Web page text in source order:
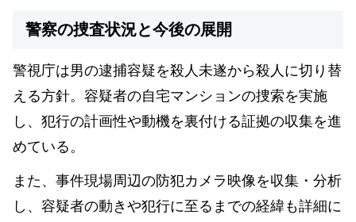
警察の捜査状況と今後の展開
警視庁は男の逮捕容疑を殺人未遂から殺人に切り替
える方針。容疑者の自宅マンションの捜索を実施
し、犯行の計画性や動機を裏付ける証拠の収集を進
めている。
また、事件現場周辺の防犯カメラ映像を収集・分析
し、容疑者の動きや犯行に至るまでの経緯も詳細に